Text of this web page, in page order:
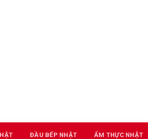
ĐẦU BẾP NHẬT ẨM THỰC NHẬT